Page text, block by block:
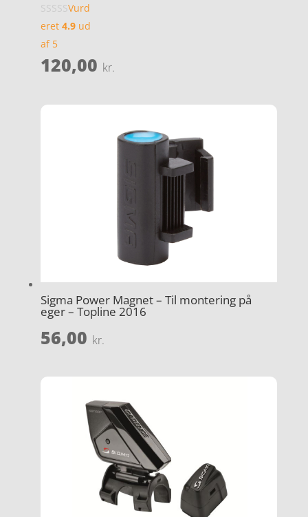
Vurd
eret 4.9ud
af 5
120,00 kr.
Sigma Power Magnet – Til montering på
eger – Topline 2016
56,00 kr.